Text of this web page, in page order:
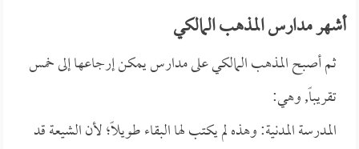
أشهر مدارس المذهب المالكي
ثم أصبح المذهب المالكي على مدارس يمكن إرجاعها إلى خمس
تقريباً, وهي:
المدرسة المدنية: وهذه لم يكتب لها البقاء طويلاً؛ لأن الشيعة قد